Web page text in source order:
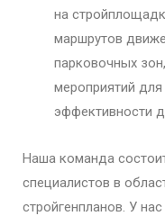
на
маршрутов
парковочных
мероприятий
эффективности
Наша команда
специалистов в
стройгенпланов. У